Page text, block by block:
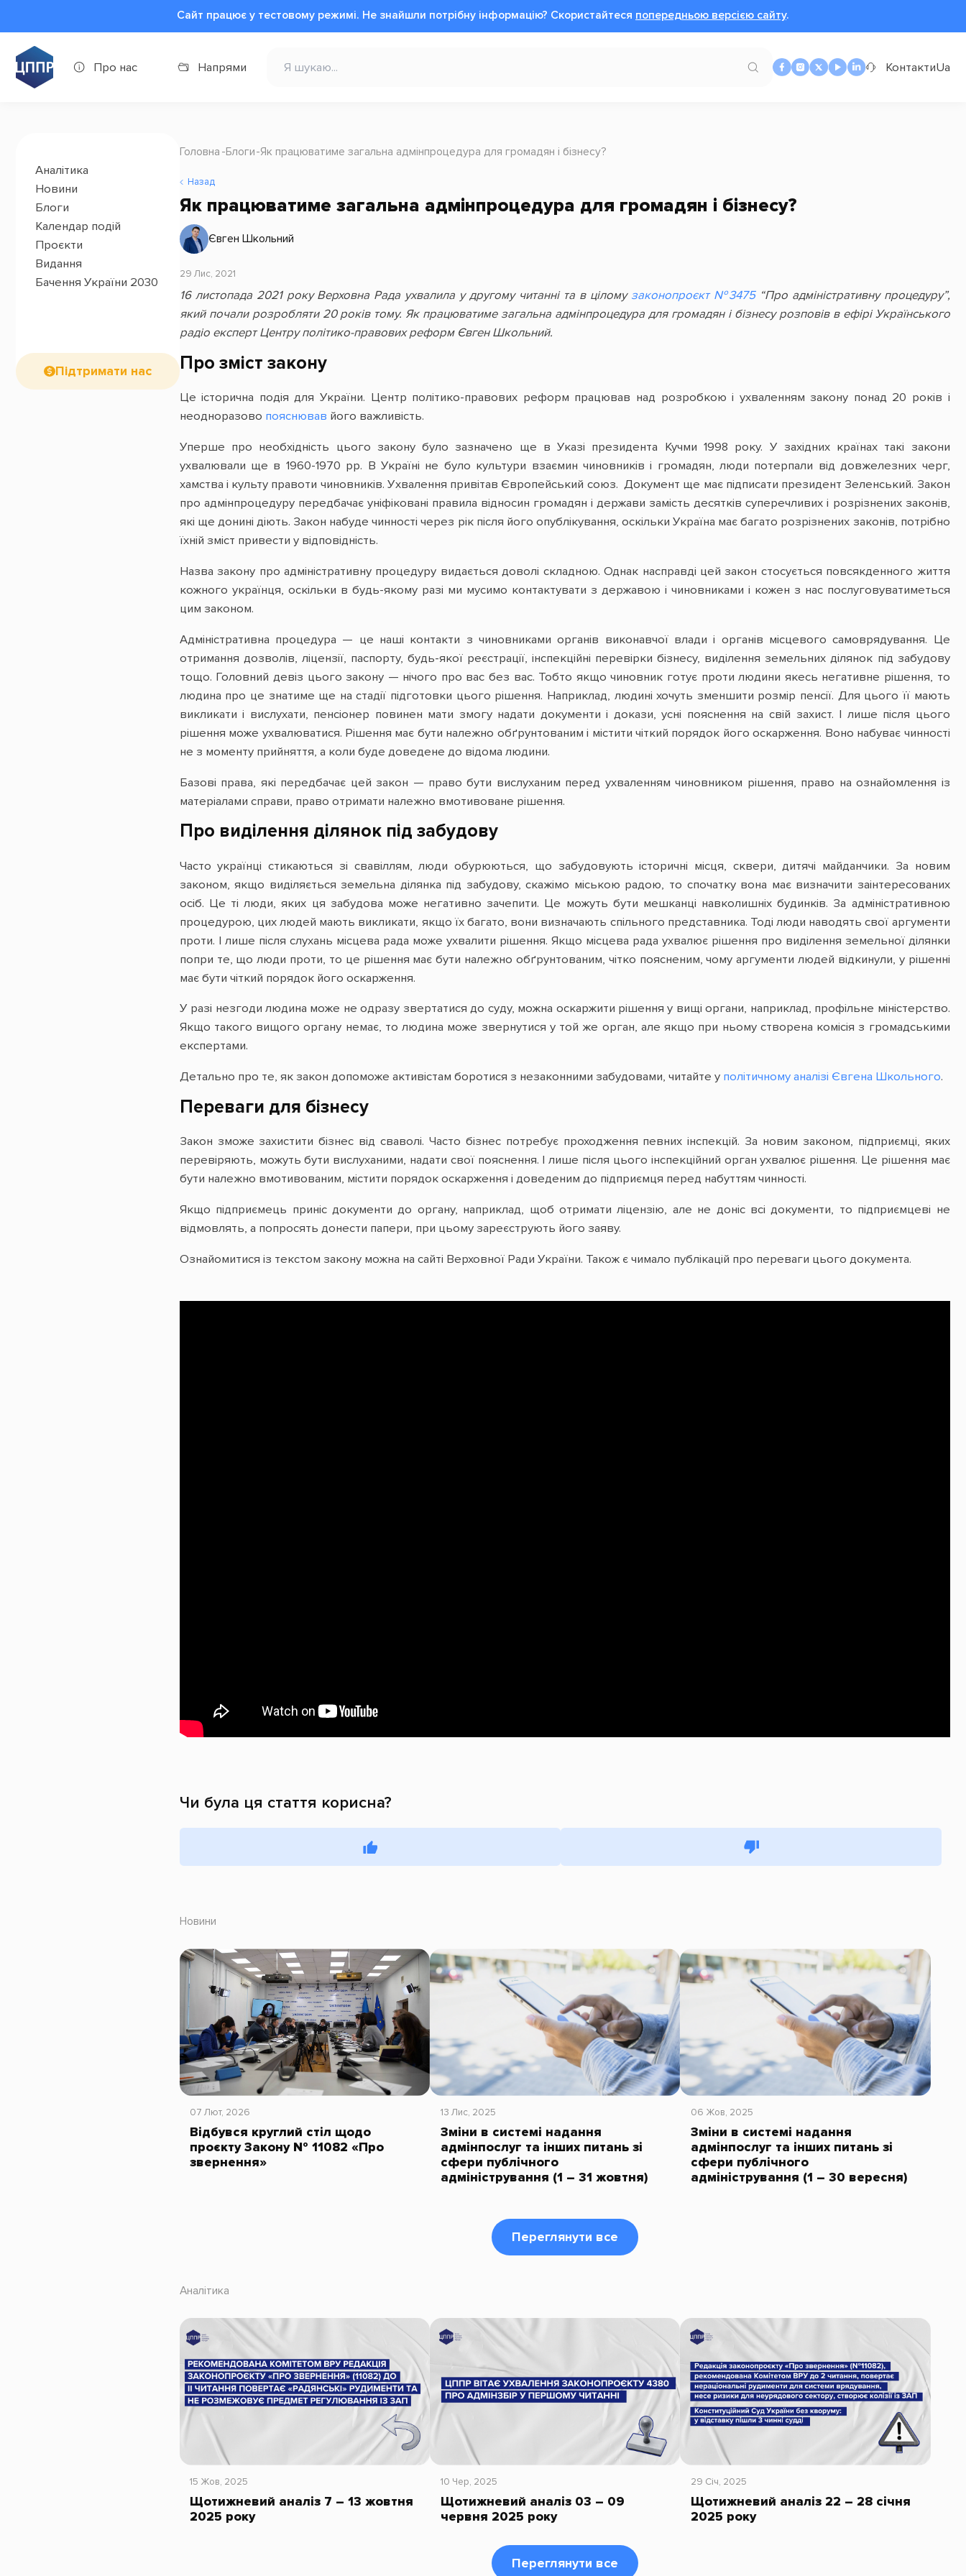
Сайт працює у тестовому режимі. Не знайшли потрібну інформацію? Cкористайтеся попередньою версією сайту.
Про нас Напрями КонтактиUa
Аналітика
Новини
Блоги
Календар подій
Проєкти
Видання
Бачення України 2030
Підтримати нас
Головна Блоги Як працюватиме загальна адмінпроцедура для громадян і бізнесу?
Назад
Як працюватиме загальна адмінпроцедура для громадян і бізнесу?
Євген Школьний
29 Лис, 2021
16 листопада 2021 року Верховна Рада ухвалила у другому читанні та в цілому законопроєкт №3475“Про адміністративну процедуру”,
який почали розробляти 20 років тому. Як працюватиме загальна адмінпроцедура для громадян і бізнесу розповів в ефірі Українського
радіо експерт Центру політико-правових реформ Євген Школьний.
Про зміст закону
Це історична подія для України. Центр політико-правових реформ працював над розробкою і ухваленням закону понад 20 років і
неодноразово пояснював його важливість.
Уперше про необхідність цього закону було зазначено ще в Указі президента Кучми 1998 року. У західних країнах такі закони
ухвалювали ще в 1960-1970 рр. В Україні не було культури взаємин чиновників і громадян, люди потерпали від довжелезних черг,
хамства і культу правоти чиновників. Ухвалення привітав Європейський союз. Документ ще має підписати президент Зеленський. Закон
про адмінпроцедуру передбачає уніфіковані правила відносин громадян і держави замість десятків суперечливих і розрізнених законів,
які ще донині діють. Закон набуде чинності через рік після його опублікування, оскільки Україна має багато розрізнених законів, потрібно
їхній зміст привести у відповідність.
Назва закону про адміністративну процедуру видається доволі складною. Однак насправді цей закон стосується повсякденного життя
кожного українця, оскільки в будь-якому разі ми мусимо контактувати з державою і чиновниками і кожен з нас послуговуватиметься
цим законом.
Адміністративна процедура — це наші контакти з чиновниками органів виконавчої влади і органів місцевого самоврядування. Це
отримання дозволів, ліцензії, паспорту, будь-якої реєстрації, інспекційні перевірки бізнесу, виділення земельних ділянок під забудову
тощо. Головний девіз цього закону — нічого про вас без вас. Тобто якщо чиновник готує проти людини якесь негативне рішення, то
людина про це знатиме ще на стадії підготовки цього рішення. Наприклад, людині хочуть зменшити розмір пенсії. Для цього її мають
викликати і вислухати, пенсіонер повинен мати змогу надати документи і докази, усні пояснення на свій захист. І лише після цього
рішення може ухвалюватися. Рішення має бути належно обґрунтованим і містити чіткий порядок його оскарження. Воно набуває чинності
не з моменту прийняття, а коли буде доведене до відома людини.
Базові права, які передбачає цей закон — право бути вислуханим перед ухваленням чиновником рішення, право на ознайомлення із
матеріалами справи, право отримати належно вмотивоване рішення.
Про виділення ділянок під забудову
Часто українці стикаються зі свавіллям, люди обурюються, що забудовують історичні місця, сквери, дитячі майданчики. За новим
законом, якщо виділяється земельна ділянка під забудову, скажімо міською радою, то спочатку вона має визначити заінтересованих
осіб. Це ті люди, яких ця забудова може негативно зачепити. Це можуть бути мешканці навколишніх будинків. За адміністративною
процедурою, цих людей мають викликати, якщо їх багато, вони визначають спільного представника. Тоді люди наводять свої аргументи
проти. І лише після слухань місцева рада може ухвалити рішення. Якщо місцева рада ухвалює рішення про виділення земельної ділянки
попри те, що люди проти, то це рішення має бути належно обґрунтованим, чітко поясненим, чому аргументи людей відкинули, у рішенні
має бути чіткий порядок його оскарження.
У разі незгоди людина може не одразу звертатися до суду, можна оскаржити рішення у вищі органи, наприклад, профільне міністерство.
Якщо такого вищого органу немає, то людина може звернутися у той же орган, але якщо при ньому створена комісія з громадськими
експертами.
Детально про те, як закон допоможе активістам боротися з незаконними забудовами, читайте у політичному аналізі Євгена Школьного.
Переваги для бізнесу
Закон зможе захистити бізнес від сваволі. Часто бізнес потребує проходження певних інспекцій. За новим законом, підприємці, яких
перевіряють, можуть бути вислуханими, надати свої пояснення. І лише після цього інспекційний орган ухвалює рішення. Це рішення має
бути належно вмотивованим, містити порядок оскарження і доведеним до підприємця перед набуттям чинності.
Якщо підприємець приніс документи до органу, наприклад, щоб отримати ліцензію, але не доніс всі документи, то підприємцеві не
відмовлять, а попросять донести папери, при цьому зареєструють його заяву.
Ознайомитися із текстом закону можна на сайті Верховної Ради України. Також є чимало публікацій про переваги цього документа.
Чи була ця стаття корисна?
Новини
07 Лют, 2026
Відбувся круглий стіл щодо
проєкту Закону № 11082 «Про
звернення»
13 Лис, 2025
Зміни в системі надання
адмінпослуг та інших питань зі
сфери публічного
адміністрування (1 – 31 жовтня)
06 Жов, 2025
Зміни в системі надання
адмінпослуг та інших питань зі
сфери публічного
адміністрування (1 – 30 вересня)
Переглянути все
Аналітика
15 Жов, 2025
Щотижневий аналіз 7 – 13 жовтня
2025 року
10 Чер, 2025
Щотижневий аналіз 03 – 09
червня 2025 року
29 Січ, 2025
Щотижневий аналіз 22 – 28 січня
2025 року
Переглянути все